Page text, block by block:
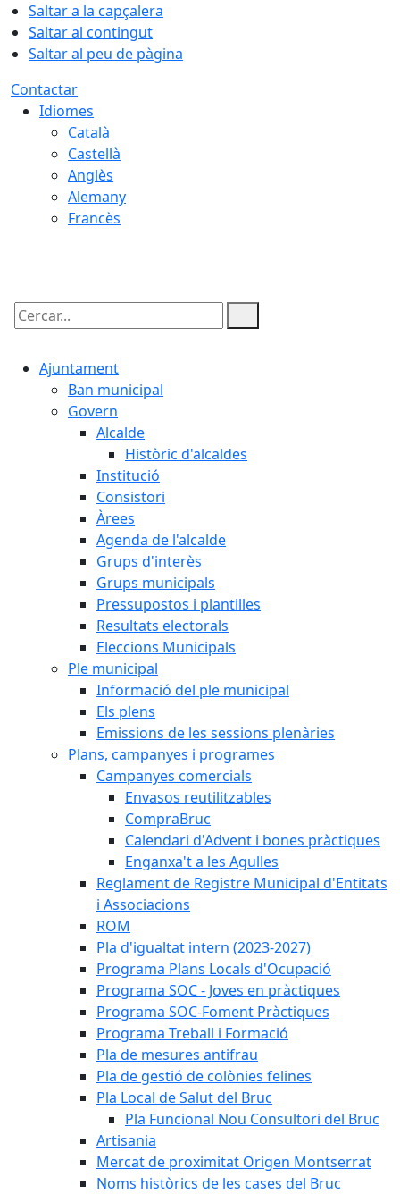
Saltar a la capçalera
Saltar al contingut
Saltar al peu de pàgina
Contactar
Idiomes
Català
Castellà
Anglès
Alemany
Francès
Cercar:
Ajuntament
Ban municipal
Govern
Alcalde
Històric d'alcaldes
Institució
Consistori
Àrees
Agenda de l'alcalde
Grups d'interès
Grups municipals
Pressupostos i plantilles
Resultats electorals
Eleccions Municipals
Ple municipal
Informació del ple municipal
Els plens
Emissions de les sessions plenàries
Plans, campanyes i programes
Campanyes comercials
Envasos reutilitzables
CompraBruc
Calendari d'Advent i bones pràctiques
Enganxa't a les Agulles
Reglament de Registre Municipal d'Entitats
i Associacions
ROM
Pla d'igualtat intern (2023-2027)
Programa Plans Locals d'Ocupació
Programa SOC - Joves en pràctiques
Programa SOC-Foment Pràctiques
Programa Treball i Formació
Pla de mesures antifrau
Pla de gestió de colònies felines
Pla Local de Salut del Bruc
Pla Funcional Nou Consultori del Bruc
Artisania
Mercat de proximitat Origen Montserrat
Noms històrics de les cases del Bruc